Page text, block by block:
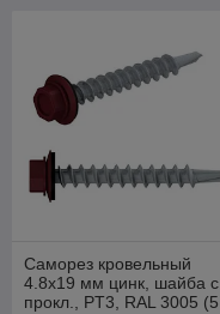
Саморез кровельный
4.8х19 мм цинк, шайба с
прокл., PT3, RAL 3005 (5